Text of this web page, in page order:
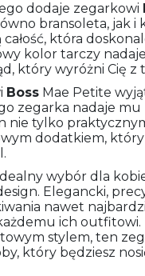
dodaje zegarkowi
bransoleta, jak i
która
kolor tarczy
który wyróżni Cię z
Boss Mae Petite
zegarka nadaje
nie tylko
dodatkiem,
wybór dla
Elegancki,
nawet
ich outfitowi.
stylem, ten
który będziesz